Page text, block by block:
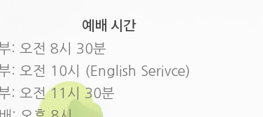
예배 시간
: 오전 8시 30분
: 오전 10시 (English Serivce)
: 오전 11시 30분